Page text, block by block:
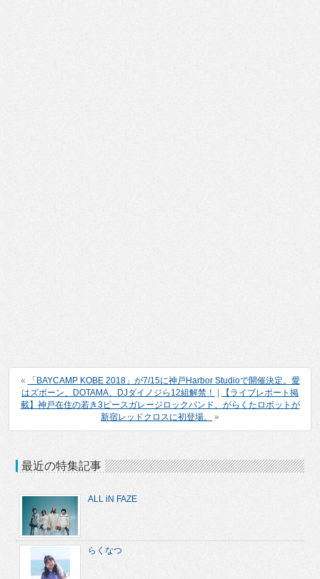
«
「BAYCAMP KOBE 2018」が7/15に神戸Harbor Studioで開催決定。愛
はズボーン、DOTAMA、DJダイノジら12組解禁！
【ライブレポート掲
載】神戸在住の若き3ピースガレージロックバンド、がらくたロボットが
新宿レッドクロスに初登場。
»
最近の特集記事
ALL iN FAZE
らくなつ